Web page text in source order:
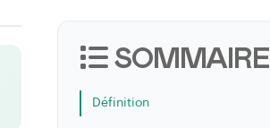
SOMMAIRE
Définition